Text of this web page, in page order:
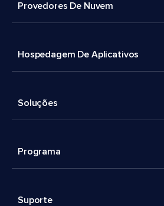
Provedores De Nuvem
Hospedagem De Aplicativos
Soluções
Programa
Suporte